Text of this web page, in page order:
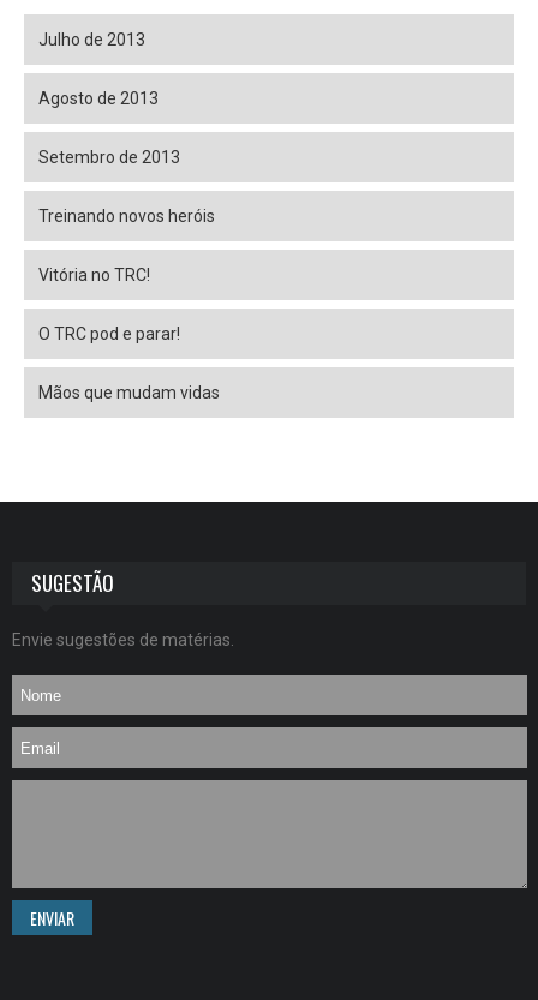
Julho de 2013
Agosto de 2013
Setembro de 2013
Treinando novos heróis
Vitória no TRC!
O TRC pod e parar!
Mãos que mudam vidas
SUGESTÃO
Envie sugestões de matérias.
ENVIAR